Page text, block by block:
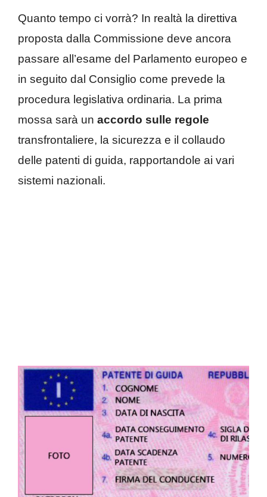
Quanto tempo ci vorrà? In realtà la direttiva
proposta dalla Commissione deve ancora
passare all’esame del Parlamento europeo e
in seguito dal Consiglio come prevede la
procedura legislativa ordinaria. La prima
mossa sarà un accordo sulle regole
transfrontaliere, la sicurezza e il collaudo
delle patenti di guida, rapportandole ai vari
sistemi nazionali.